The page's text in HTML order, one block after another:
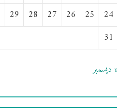
24
25
26
27
28
29
31
ديسمبر